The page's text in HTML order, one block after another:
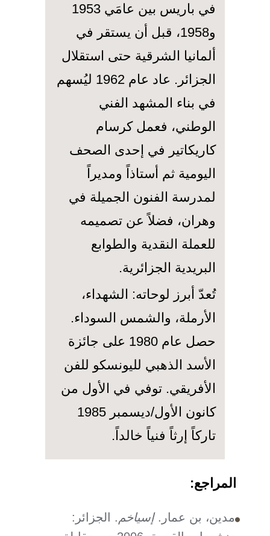
في باريس بين عامَي 1953
و1958، قبل أن يستقر في
ألمانيا الشرقية حتى استقلال
الجزائر. عاد عام 1962 ليُسهم
في بناء المشهد الفني
الوطني، فعمل كرسام
كاريكاتير في إحدى الصحف
اليومية ثم أستاذاً ومديراً
لمدرسة الفنون الجميلة في
وهران، فضلاً عن تصميمه
للعملة النقدية والطوابع
البريدية الجزائرية.
تُعدّ أبرز لوحاته: الشهداء،
الأرملة، والشمس السوداء.
حصل عام 1980 على جائزة
الأسد الذهبي لليونسكو للفن
الأفريقي. توفي في الأول من
كانون الأول/ديسمبر 1985
تاركاً إرثاً فنياً خالداً.
المراجع:
مدين، بن عمار.إسياخم . الجزائر: